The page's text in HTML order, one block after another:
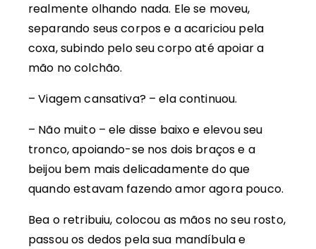
realmente olhando nada. Ele se moveu,
separando seus corpos e a acariciou pela
coxa, subindo pelo seu corpo até apoiar a
mão no colchão.
– Viagem cansativa? – ela continuou.
– Não muito – ele disse baixo e elevou seu
tronco, apoiando-se nos dois braços e a
beijou bem mais delicadamente do que
quando estavam fazendo amor agora pouco.
Bea o retribuiu, colocou as mãos no seu rosto,
passou os dedos pela sua mandíbula e